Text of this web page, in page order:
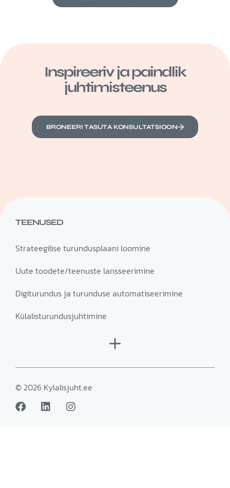
Inspireeriv ja paindlik
juhtimisteenus
BRONEERI TASUTA KONSULTATSIOON
TEENUSED
Strateegilise turundusplaani loomine
Uute toodete/teenuste lansseerimine
Digiturundus ja turunduse automatiseerimine
Külalisturundusjuhtimine
© 2026 Kylalisjuht.ee